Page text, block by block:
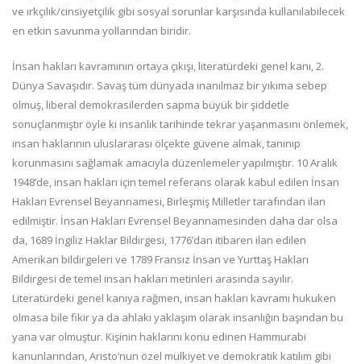
ve ırkçılık/cinsiyetçilik gibi sosyal sorunlar karşısında kullanılabilecek
en etkin savunma yollarından biridir.
İnsan hakları kavramının ortaya çıkışı, literatürdeki genel kanı, 2.
Dünya Savaşıdır. Savaş tüm dünyada inanılmaz bir yıkıma sebep
olmuş, liberal demokrasilerden sapma büyük bir şiddetle
sonuçlanmıştır öyle ki insanlık tarihinde tekrar yaşanmasını önlemek,
insan haklarının uluslararası ölçekte güvene almak, tanınıp
korunmasını sağlamak amacıyla düzenlemeler yapılmıştır. 10 Aralık
1948’de, insan hakları için temel referans olarak kabul edilen İnsan
Hakları Evrensel Beyannamesi, Birleşmiş Milletler tarafından ilan
edilmiştir. İnsan Hakları Evrensel Beyannamesinden daha dar olsa
da, 1689 İngiliz Haklar Bildirgesi, 1776’dan itibaren ilan edilen
Amerikan bildirgeleri ve 1789 Fransız İnsan ve Yurttaş Hakları
Bildirgesi de temel insan hakları metinleri arasında sayılır.
Literatürdeki genel kanıya rağmen, insan hakları kavramı hukuken
olmasa bile fikir ya da ahlaki yaklaşım olarak insanlığın başından bu
yana var olmuştur. Kişinin haklarını konu edinen Hammurabi
kanunlarından, Aristo’nun özel mülkiyet ve demokratik katılım gibi